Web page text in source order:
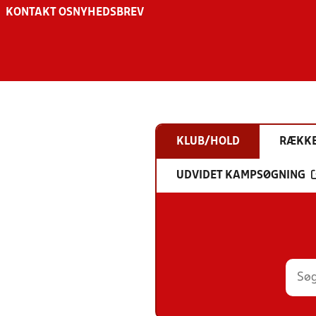
KONTAKT OS NYHEDSBREV
KLUB/HOLD
UDVIDET KAMPSØGNING